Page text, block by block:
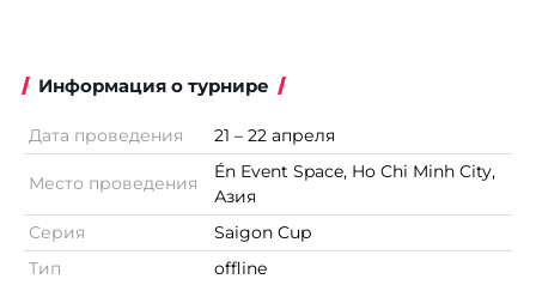
Информация о турнире
Дата проведения 21 – 22 апреля
Место проведения
Én Event Space, Ho Chi Minh City,
Азия
Серия
Saigon Cup
Тип
offline